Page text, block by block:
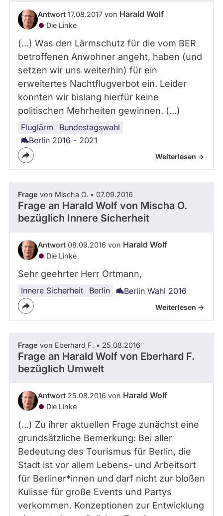
Antwort 17.08.2017 von Harald Wolf
Die Linke
(...) Was den Lärmschutz für die vom BER
betroffenen Anwohner angeht, haben (und
setzen wir uns weiterhin) für ein
erweitertes Nachtflugverbot ein. Leider
konnten wir bislang hierfür keine
politischen Mehrheiten gewinnen. (...)
Fluglärm Bundestagswahl
Lärm
Flughafen
Berlin 2016 - 2021
Weiterlesen ->
Frage von Mischa O. • 07.09.2016
Frage an Harald Wolf von Mischa O.
bezüglich Innere Sicherheit
Antwort 08.09.2016 von Harald Wolf
Die Linke
Sehr geehrter Herr Ortmann,
Innere Sicherheit Berlin
Gewalt
Parteien Berlin Wahl 2016
Weiterlesen ->
Frage von Eberhard F. • 25.08.2016
Frage an Harald Wolf von Eberhard F.
bezüglich Umwelt
Antwort 25.08.2016 von Harald Wolf
Die Linke
(...) Zu ihrer aktuellen Frage zunächst eine
grundsätzliche Bemerkung: Bei aller
Bedeutung des Tourismus für Berlin, die
Stadt ist vor allem Lebens- und Arbeitsort
für Berliner*innen und darf nicht zur bloßen
Kulisse für große Events und Partys
verkommen. Konzeptionen zur Entwicklung